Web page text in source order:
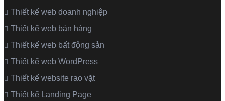
Thiết kế web doanh nghiệp
Thiết kế web bán hàng
Thiết kế web bất động sản
Thiết kế web WordPress
Thiết kế website rao vặt
Thiết kế Landing Page